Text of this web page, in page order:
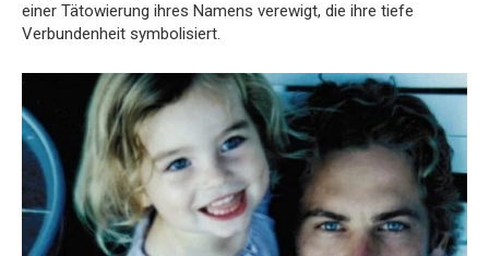
einer Tätowierung ihres Namens verewigt, die ihre tiefe
Verbundenheit symbolisiert.